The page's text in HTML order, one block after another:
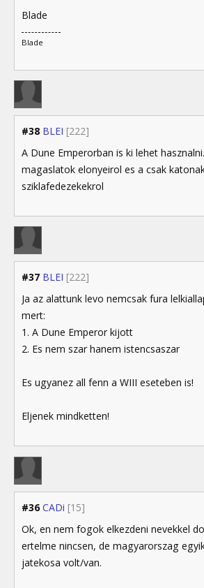
Blade
Blade
#38 BLEI [222]
A Dune Emperorban is ki lehet
magaslatok elonyeirol es a csak
sziklafedezekekrol
#37 BLEI [222]
Ja az alattunk levo nemcsak fura
mert:
1. A Dune Emperor kijott
2. Es nem szar hanem istencsaszar
Es ugyanez all fenn a WIII eseteben is!
Eljenek mindketten!
#36 CADi [15]
Ok, en nem fogok elkezdeni nevekkel
ertelme nincsen, de magyarorszag
jatekosa volt/van.